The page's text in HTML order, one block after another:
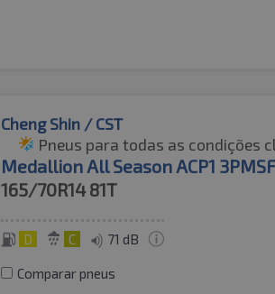
Cheng Shin / CST
Pneus para todas as condições
Medallion All Season ACP1 3PMSF
165/70R1481T
D C 71 dB
Comparar pneus